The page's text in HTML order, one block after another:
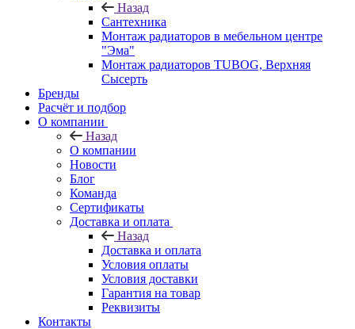
Назад
Сантехника
Монтаж радиаторов в мебельном центре
"Эма"
Монтаж радиаторов TUBOG, Верхняя
Сысерть
Бренды
Расчёт и подбор
О компании
Назад
О компании
Новости
Блог
Команда
Сертификаты
Доставка и оплата
Назад
Доставка и оплата
Условия оплаты
Условия доставки
Гарантия на товар
Реквизиты
Контакты